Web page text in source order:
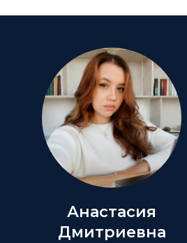
Анастасия
Дмитриевна